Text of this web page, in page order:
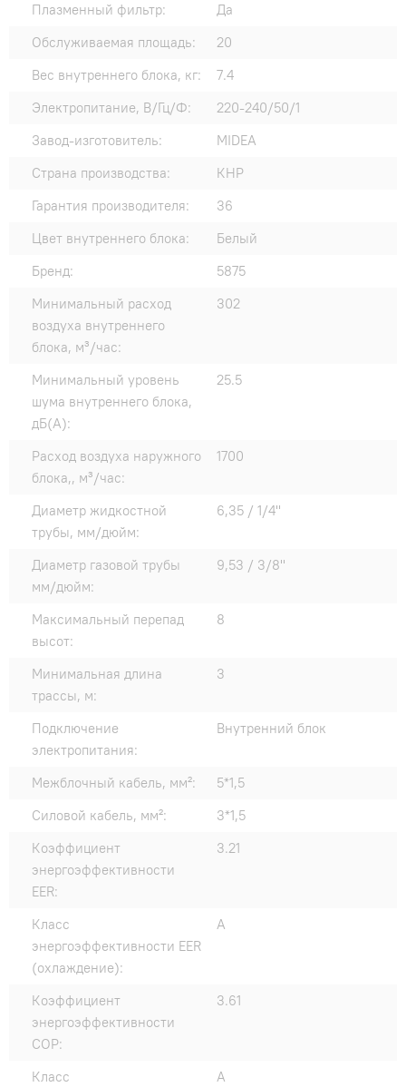
Плазменный фильтр:
Да
Обслуживаемая площадь:
20
Вес внутреннего блока, кг:
7.4
Электропитание, В/Гц/Ф:
220-240/50/1
Завод-изготовитель:
MIDEA
Страна производства:
КНР
Гарантия производителя:
36
Цвет внутреннего блока:
Белый
Бренд:
5875
Минимальный расход
воздуха внутреннего
блока, м³/час:
302
Минимальный уровень
шума внутреннего блока,
дБ(А):
25.5
Расход воздуха наружного
блока,, м³/час:
1700
Диаметр жидкостной
трубы, мм/дюйм:
6,35 / 1/4"
Диаметр газовой трубы
мм/дюйм:
9,53 / 3/8"
Максимальный перепад
высот:
8
Минимальная длина
трассы, м:
3
Подключение
электропитания:
Внутренний блок
Межблочный кабель, мм²:
5*1,5
Силовой кабель, мм²:
3*1,5
Коэффициент
энергоэффективности
EER:
3.21
Класс
энергоэффективности EER
(охлаждение):
A
Коэффициент
энергоэффективности
COP:
3.61
Класс
A